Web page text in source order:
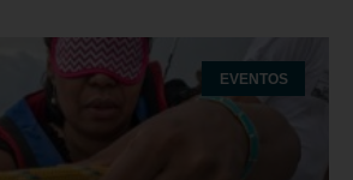
EVENTOS